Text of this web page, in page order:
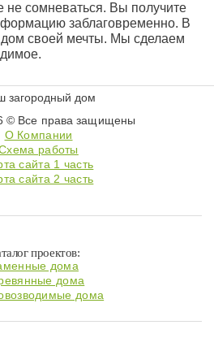
сомневаться. Вы получите
заблаговременно. В
дом своей мечты. Мы сделаем
© Все права защищены
О Компании
работы
сайта 1 часть
сайта 2 часть
проектов:
дома
дома
дома